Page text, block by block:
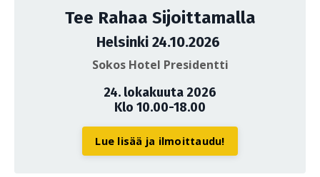
Tee Rahaa Sijoittamalla
Helsinki 24.10.2026
Sokos Hotel Presidentti
24. lokakuuta 2026
Klo 10.00-18.00
Lue lisää ja ilmoittaudu!